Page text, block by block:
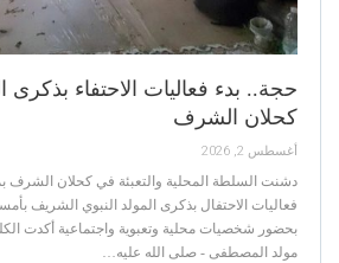
حجة.. بدء فعاليات الاحتفاء بذكرى
كحلان الشرف
أغسطس 2, 2026
دشنت السلطة المحلية والتعبئة في كحلان الشرف
فعاليات الاحتفال بذكرى المولد النبوي الشريف
بحضور شخصيات محلية وتعبوية واجتماعية أكدت
مولد المصطفى - صلى الله عليه…